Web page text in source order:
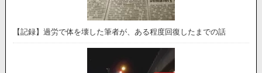
【記録】過労で体を壊した筆者が、ある程度回復したまでの話